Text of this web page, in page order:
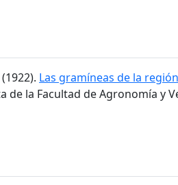
Las gramíneas de la
de la Facultad de Agronomía y